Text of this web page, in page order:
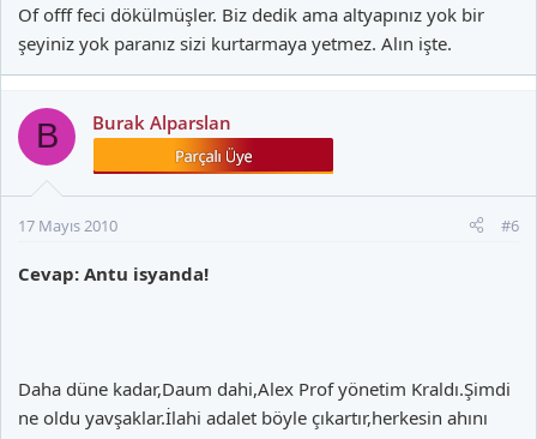
Of offf feci dökülmüşler. Biz dedik ama altyapınız yok bir
şeyiniz yok paranız sizi kurtarmaya yetmez. Alın işte.
B Burak Alparslan
17 Mayıs 2010 #6
Cevap: Antu isyanda!
Daha düne kadar,Daum dahi,Alex Prof yönetim Kraldı.Şimdi
ne oldu yavşaklar.İlahi adalet böyle çıkartır,herkesin ahını